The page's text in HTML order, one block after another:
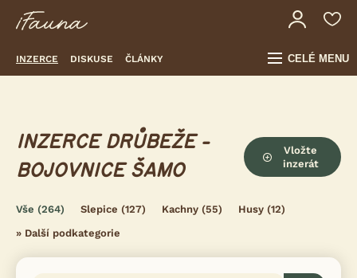
INZERCE DISKUSE ČLÁNKY CELÉ MENU
INZERCE DRŮBEŽE -
BOJOVNICE ŠAMO
Vložte
inzerát
Vše (264) Slepice (127) Kachny (55) Husy (12)
» Další podkategorie